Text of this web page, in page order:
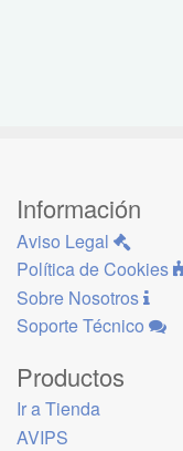
Información
Aviso Legal
Política de Cookies
Sobre Nosotros
Soporte Técnico
Productos
Ir a Tienda
AVIPS